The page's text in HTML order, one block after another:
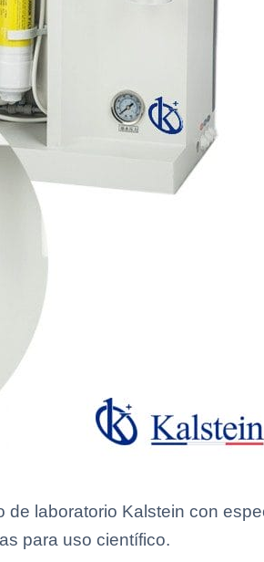
laboratorio Kalstein con
para uso científico.